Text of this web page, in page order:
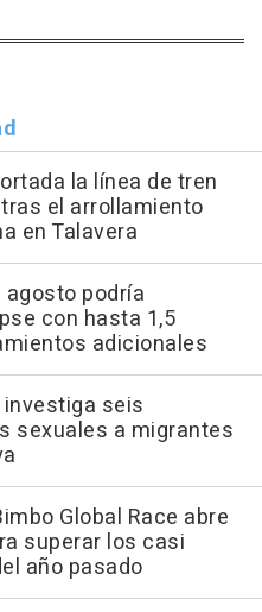
la línea de tren
el arrollamiento
en Talavera
agosto podría
con hasta 1,5
adicionales
seis
sexuales a migrantes
Global Race abre
superar los casi
año pasado